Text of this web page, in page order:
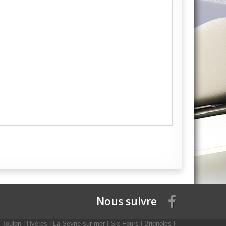
Nous suivre
Toulon | Hyères | La Seyne sur mer | Six-Fours | Brignoles |